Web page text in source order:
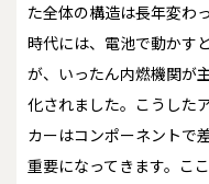
た全体の構造は長年変わ
時代には、電池で動かす
が、いったん内燃機関が
化されました。こうした
カーはコンポーネントで
重要になってきます。こ